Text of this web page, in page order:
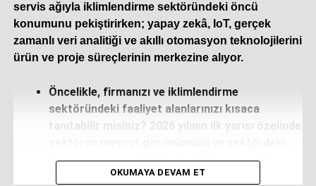
servis ağıyla iklimlendirme sektöründeki öncü
konumunu pekiştirirken; yapay zekâ, IoT, gerçek
zamanlı veri analitiği ve akıllı otomasyon teknolojilerini
ürün ve proje süreçlerinin merkezine alıyor.
Öncelikle, firmanızı ve iklimlendirme
sektöründeki faaliyet alanlarınızı kısaca
tanıtabilir misiniz? 2026 yılının ilk yarısı özelinde
konumunuzu nasıl değerlendiriyorsunuz?
OKUMAYA DEVAM ET